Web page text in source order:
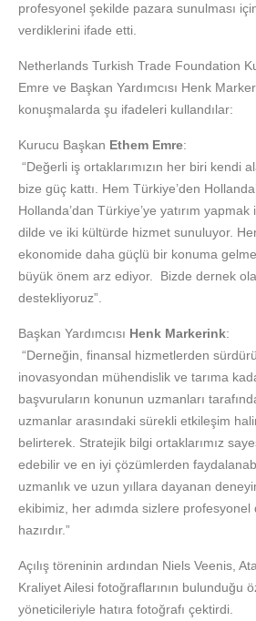
profesyonel şekilde pazara sunulması
verdiklerini ifade etti.
Netherlands Turkish Trade Foundation
Emre ve Başkan Yardımcısı Henk
konuşmalarda şu ifadeleri kullandılar:
Kurucu Başkan Ethem Emre:
“Değerli iş ortaklarımızın her biri kendi
bize güç kattı. Hem Türkiye’den
Hollanda’dan Türkiye’ye yatırım
dilde ve iki kültürde hizmet sunuluyor.
ekonomide daha güçlü bir konuma
büyük önem arz ediyor. Bizde dernek
destekliyoruz”.
Başkan Yardımcısı Henk Markerink:
“Derneğin, finansal hizmetlerden
inovasyondan mühendislik ve tarıma
başvuruların konunun uzmanları
uzmanlar arasındaki sürekli etkileşim
belirterek. Stratejik bilgi ortaklarımız
edebilir ve en iyi çözümlerden
uzmanlık ve uzun yıllara dayanan
ekibimiz, her adımda sizlere profesyonel
hazırdır.”
Açılış töreninin ardından Niels Veenis,
Kraliyet Ailesi fotoğraflarının bulunduğu
yöneticileriyle hatıra fotoğrafı çektirdi.